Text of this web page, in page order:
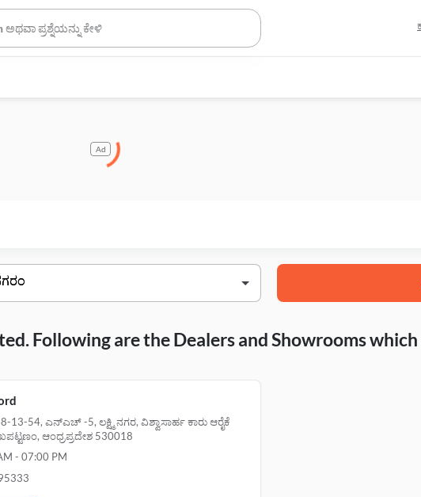
Ad
Following are the Dealers and Showrooms
13-54, ಎನ್ಎಚ್ -5, ಲಕ್ಷ್ಮಿ ನಗರ, ವಿಶ್ವಾಸಾರ್ಹ ಕಾರು ಆರೈಕೆ
ಆಂಧ್ರಪ್ರದೇಶ 530018
- 07:00 PM